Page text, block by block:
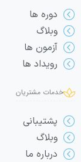
دوره ها
وبلاگ
آزمون ها
رویداد ها
خدمات مشتریان
پشتیبانی
وبلاگ
درباره ما